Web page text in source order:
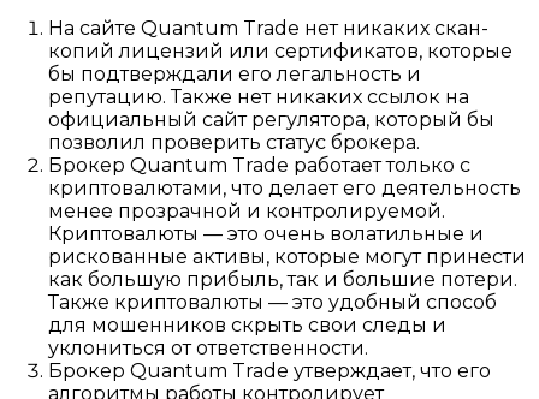
На сайте Quantum Trade нет никаких скан-
копий лицензий или сертификатов, которые
бы подтверждали его легальность и
репутацию. Также нет никаких ссылок на
официальный сайт регулятора, который бы
позволил проверить статус брокера.
Брокер Quantum Trade работает только с
криптовалютами, что делает его деятельность
менее прозрачной и контролируемой.
Криптовалюты — это очень волатильные и
рискованные активы, которые могут принести
как большую прибыль, так и большие потери.
Также криптовалюты — это удобный способ
для мошенников скрыть свои следы и
уклониться от ответственности.
Брокер Quantum Trade утверждает, что его
алгоритмы работы контролирует